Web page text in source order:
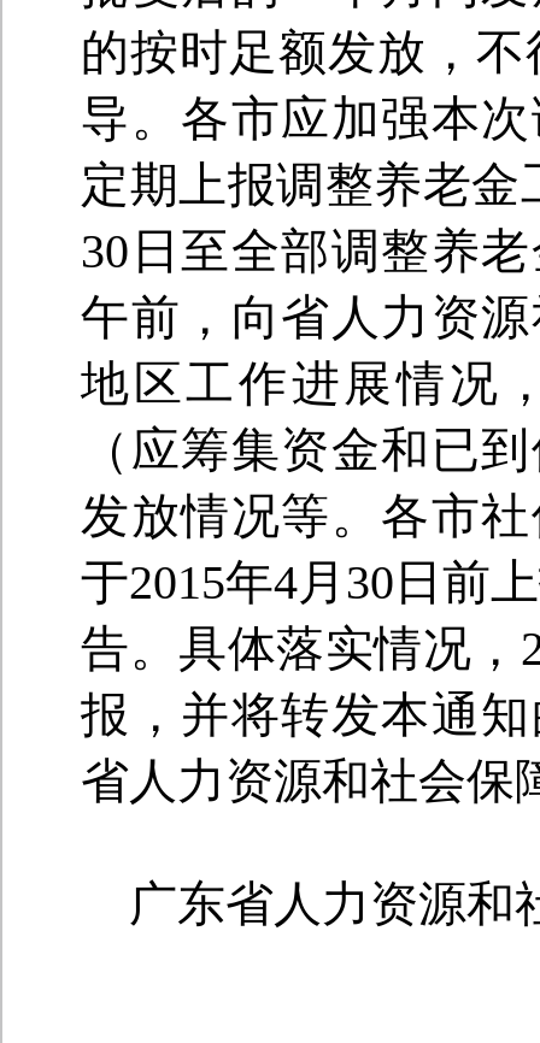
的按时足额发放，
导。各市应加强本
定期上报调整养老金
30日至全部调整养
午前，向省人力资
地区工作进展情况
（应筹集资金和已
发放情况等。各市
于2015年4月30日前
告。具体落实情况，
报，并将转发本通
省人力资源和社会保
广东省人力资源和